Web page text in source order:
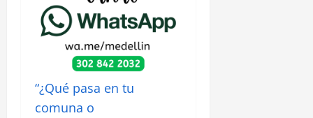
“¿Qué pasa en tu
comuna o